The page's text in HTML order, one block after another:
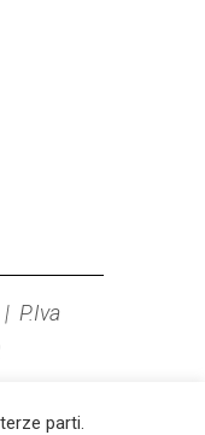
P.Iva
Policy
parti.